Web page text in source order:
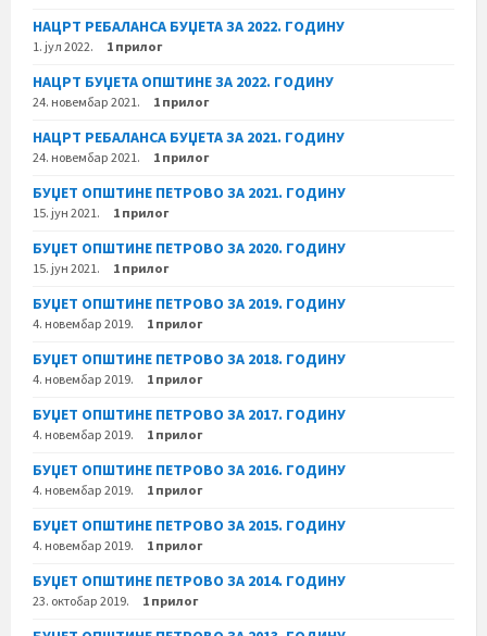
НАЦРТ РЕБАЛАНСА БУЏЕТА ЗА 2022. ГОДИНУ
1. јул 2022. 1 прилог
НАЦРТ БУЏЕТА ОПШТИНЕ ЗА 2022. ГОДИНУ
24. новембар 2021. 1 прилог
НАЦРТ РЕБАЛАНСА БУЏЕТА ЗА 2021. ГОДИНУ
24. новембар 2021. 1 прилог
БУЏЕТ ОПШТИНЕ ПЕТРОВО ЗА 2021. ГОДИНУ
15. јун 2021. 1 прилог
БУЏЕТ ОПШТИНЕ ПЕТРОВО ЗА 2020. ГОДИНУ
15. јун 2021. 1 прилог
БУЏЕТ ОПШТИНЕ ПЕТРОВО ЗА 2019. ГОДИНУ
4. новембар 2019. 1 прилог
БУЏЕТ ОПШТИНЕ ПЕТРОВО ЗА 2018. ГОДИНУ
4. новембар 2019. 1 прилог
БУЏЕТ ОПШТИНЕ ПЕТРОВО ЗА 2017. ГОДИНУ
4. новембар 2019. 1 прилог
БУЏЕТ ОПШТИНЕ ПЕТРОВО ЗА 2016. ГОДИНУ
4. новембар 2019. 1 прилог
БУЏЕТ ОПШТИНЕ ПЕТРОВО ЗА 2015. ГОДИНУ
4. новембар 2019. 1 прилог
БУЏЕТ ОПШТИНЕ ПЕТРОВО ЗА 2014. ГОДИНУ
23. октобар 2019. 1 прилог